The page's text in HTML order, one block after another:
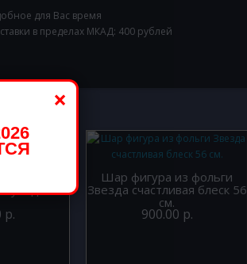
для Вас время
в пределах МКАД: 400 рублей
бульдог 79
р.
Шар фигура из фольги
Звезда счастливая блеск 56
см.
900.00 р.
×